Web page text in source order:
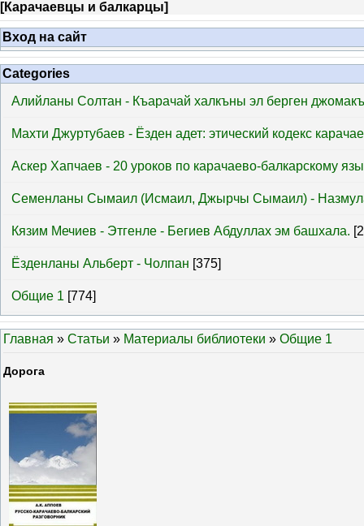
[Карачаевцы и балкарцы]
Вход на сайт
Categories
Алийланы Солтан - Къарачай халкъны эл берген
Махти Джуртубаев - Ёзден адет: этический кодекс
Аскер Хапчаев - 20 уроков по карачаево-балкарскому
Семенланы Сымаил (Исмаил, Джырчы Сымаил) -
Кязим Мечиев - Этгенле - Бегиев Абдуллах эм башхала.
Ёзденланы Альберт - Чолпан [375]
Общие 1 [774]
Главная » Статьи » Материалы библиотеки » Общие 1
Дорога